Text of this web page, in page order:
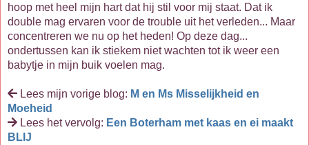
hoop met heel mijn hart dat hij stil voor mij staat. Dat ik
double mag ervaren voor de trouble uit het verleden... Maar
concentreren we nu op het heden! Op deze dag...
ondertussen kan ik stiekem niet wachten tot ik weer een
babytje in mijn buik voelen mag.
Lees mijn vorige blog: M en Ms Misselijkheid en
Moeheid
Lees het vervolg: Een Boterham met kaas en ei maakt
BLIJ